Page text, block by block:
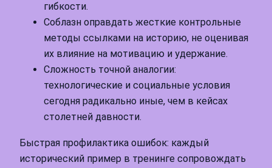
гибкости.
Соблазн оправдать жесткие контрольные
методы ссылками на историю, не оценивая
их влияние на мотивацию и удержание.
Сложность точной аналогии:
технологические и социальные условия
сегодня радикально иные, чем в кейсах
столетней давности.
Быстрая профилактика ошибок: каждый
исторический пример в тренинге сопровождать